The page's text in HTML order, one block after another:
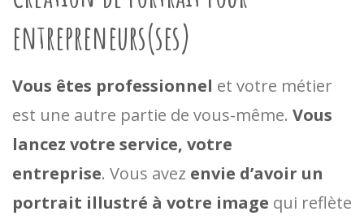
entrepreneurs(ses)
Vous êtes professionnel et votre métier
est une autre partie de vous-même. Vous
lancez votre service, votre
entreprise. Vous avez envie d’avoir un
portrait illustré à votre image qui reflète